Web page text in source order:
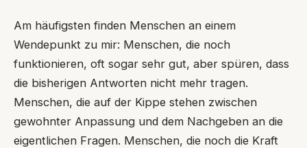
Am häufigsten finden Menschen an einem
Wendepunkt zu mir: Menschen, die noch
funktionieren, oft sogar sehr gut, aber spüren, dass
die bisherigen Antworten nicht mehr tragen.
Menschen, die auf der Kippe stehen zwischen
gewohnter Anpassung und dem Nachgeben an die
eigentlichen Fragen. Menschen, die noch die Kraft